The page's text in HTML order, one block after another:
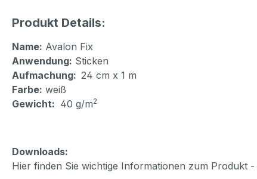
Produkt Details:
Name: Avalon Fix
Anwendung: Sticken
Aufmachung: 24 cm x 1 m
Farbe: weiß
Gewicht: 40 g/m2
Downloads:
Hier finden Sie wichtige Informationen zum Produkt -